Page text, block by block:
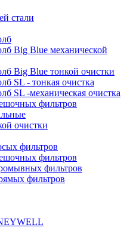
стали
Big Blue механической
Big Blue тонкой очистки
SL - тонкая очистка
SL -механическая очистка
фильтров
очистки
фильтров
фильтров
фильтров
фильтров